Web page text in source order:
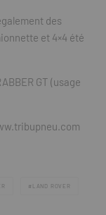
des
et 4×4 été
GT (usage
LAND ROVER